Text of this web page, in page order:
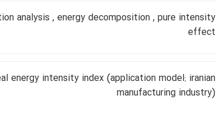
analysis , energy decomposition , pure intensity
effect
energy intensity index (application model: iranian
manufacturing industry)